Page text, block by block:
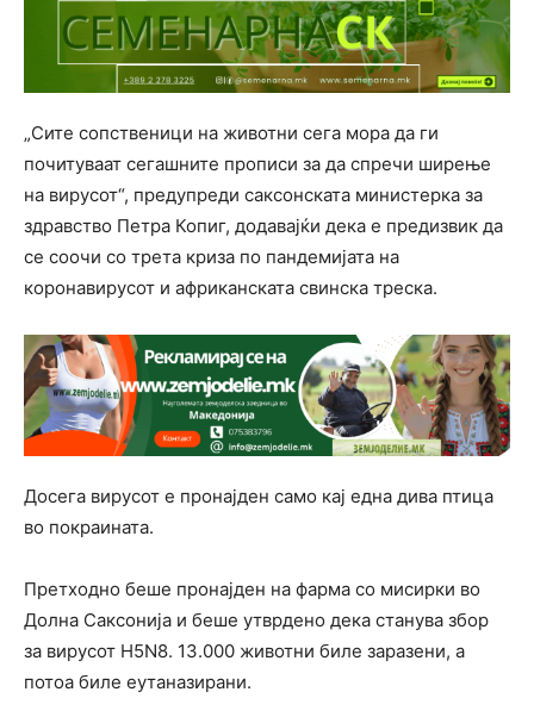
„Сите сопственици на животни сега мора да ги
почитуваат сегашните прописи за да спречи ширење
на вирусот“, предупреди саксонската министерка за
здравство Петра Копиг, додавајќи дека е предизвик да
се соочи со трета криза по пандемијата на
коронавирусот и африканската свинска треска.
Досега вирусот е пронајден само кај една дива птица
во покраината.
Претходно беше пронајден на фарма со мисирки во
Долна Саксонија и беше утврдено дека станува збор
за вирусот H5N8. 13.000 животни биле заразени, а
потоа биле еутаназирани.